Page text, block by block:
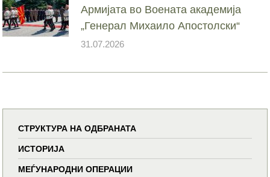
Армијата во Воената академија
„Генерал Михаило Апостолски“
31.07.2026
СТРУКТУРА НА ОДБРАНАТА
ИСТОРИЈА
МЕЃУНАРОДНИ ОПЕРАЦИИ